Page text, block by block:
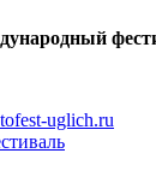
uglich.ru